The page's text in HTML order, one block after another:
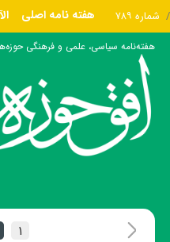
شماره ۷۸۹ هفته نامه اصلی
هفته‌نامه سیاسی، علمی و فرهنگی
۱